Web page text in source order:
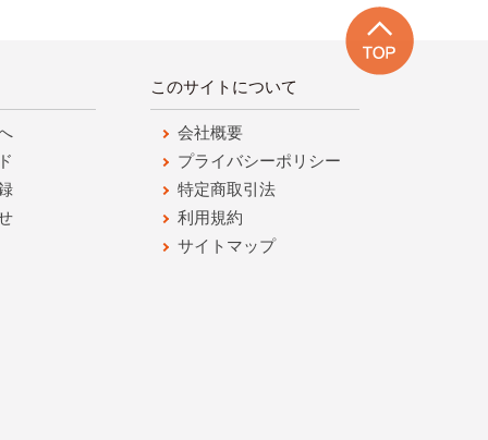
このサイトについて
会社概要
プライバシーポリシー
特定商取引法
利用規約
サイトマップ